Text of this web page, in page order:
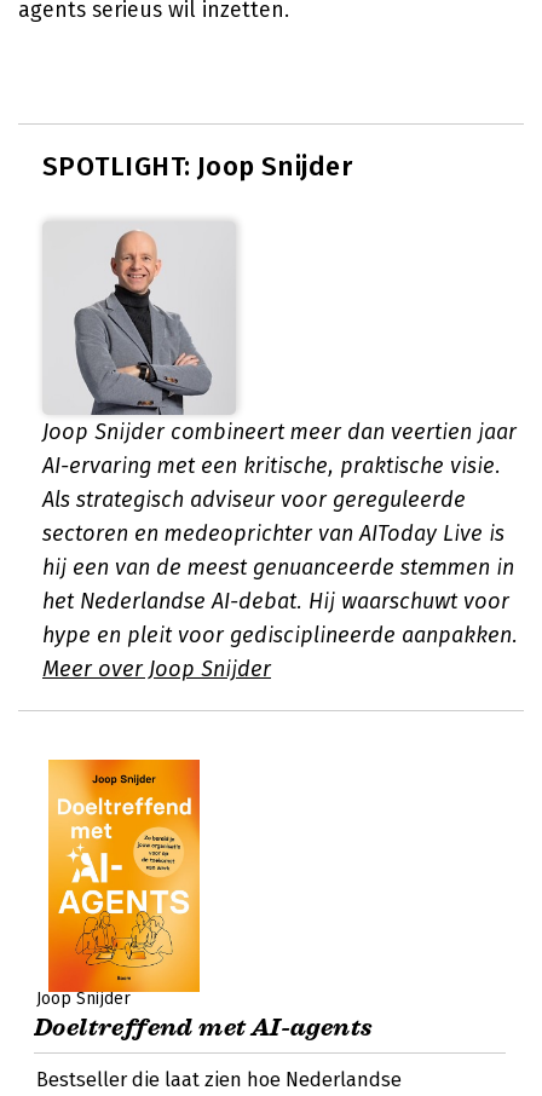
agents serieus wil inzetten.
SPOTLIGHT: Joop Snijder
Joop Snijder combineert meer dan veertien jaar
AI-ervaring met een kritische, praktische visie.
Als strategisch adviseur voor gereguleerde
sectoren en medeoprichter van AIToday Live is
hij een van de meest genuanceerde stemmen in
het Nederlandse AI-debat. Hij waarschuwt voor
hype en pleit voor gedisciplineerde aanpakken.
Meer over Joop Snijder
Joop Snijder
Doeltreffend met AI-agents
Bestseller die laat zien hoe Nederlandse